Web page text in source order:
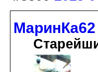
МаринКа62